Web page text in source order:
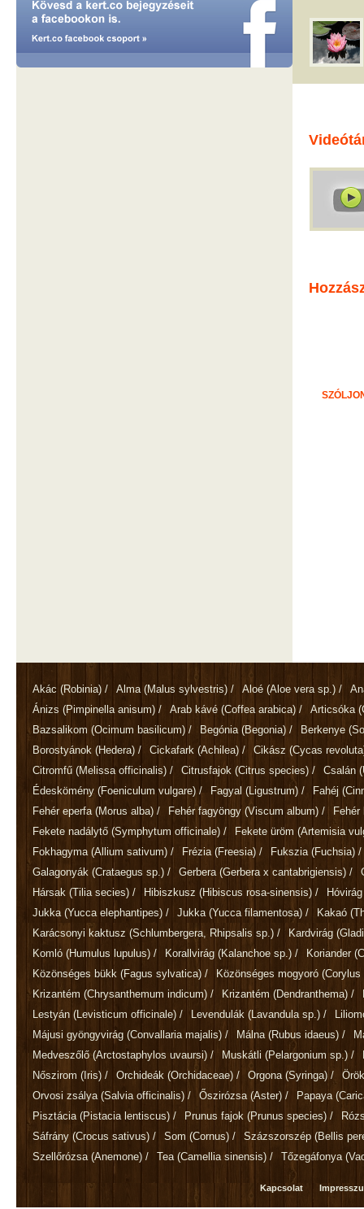
Akác (Robinia) / Alma (Malus sylvestris) / Aloé (Aloe vera sp.) /
Ánizs (Pimpinella anisum) / Arab kávé (Coffea arabica) / Articsóka
Bazsalikom (Ocimum basilicum) / Begónia (Begonia) / Berkenye
Borostyánok (Hedera) / Cickafark (Achilea) / Cikász (Cycas
Citromfű (Melissa officinalis) / Citrusfajok (Citrus species) / Csalán
Édeskömény (Foeniculum vulgare) / Fagyal (Ligustrum) / Fahéj
Fehér eperfa (Morus alba) / Fehér fagyöngy (Viscum album) /
Fekete nadálytő (Symphytum officinale) / Fekete üröm (Artemisia
Fokhagyma (Allium sativum) / Frézia (Freesia) / Fukszia (Fuchsia) /
Galagonyák (Crataegus sp.) / Gerbera (Gerbera x cantabrigiensis) /
Hársak (Tilia secies) / Hibiszkusz (Hibiscus rosa-sinensis) /
Jukka (Yucca elephantipes) / Jukka (Yucca filamentosa) / Kakaó
Karácsonyi kaktusz (Schlumbergera, Rhipsalis sp.) / Kardvirág
Komló (Humulus lupulus) / Korallvirág (Kalanchoe sp.) / Koriander
Közönséges bükk (Fagus sylvatica) / Közönséges mogyoró (Corylus
Krizantém (Chrysanthemum indicum) / Krizantém (Dendranthema) /
Lestyán (Levisticum officinale) / Levendulák (Lavandula sp.) /
Májusi gyöngyvirág (Convallaria majalis) / Málna (Rubus idaeus) /
Medveszőlő(Arctostaphylos uvaursi) / Muskátli (Pelargonium sp.) /
Nőszirom (Iris) / Orchideák (Orchidaceae) / Orgona (Syringa) /
Orvosi zsálya (Salvia officinalis) / Őszirózsa (Aster) / Papaya
Pisztácia (Pistacia lentiscus) / Prunus fajok (Prunus species) /
Sáfrány (Crocus sativus) / Som (Cornus) / Százszorszép (Bellis
Szellőrózsa (Anemone) / Tea (Camellia sinensis) / Tőzegáfonya
Kapcsolat